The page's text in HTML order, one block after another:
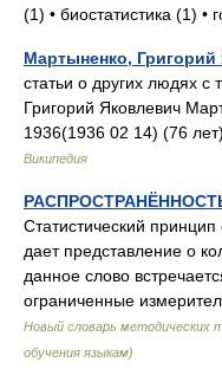
(1) • биостатистика (1) •
Мартыненко, Григорий
статьи о других людях
Григорий Яковлевич
1936(1936 02 14) (76
Википедия
Статистический
дает представление о
данное слово
ограниченные
Новый словарь методических
обучения языкам)